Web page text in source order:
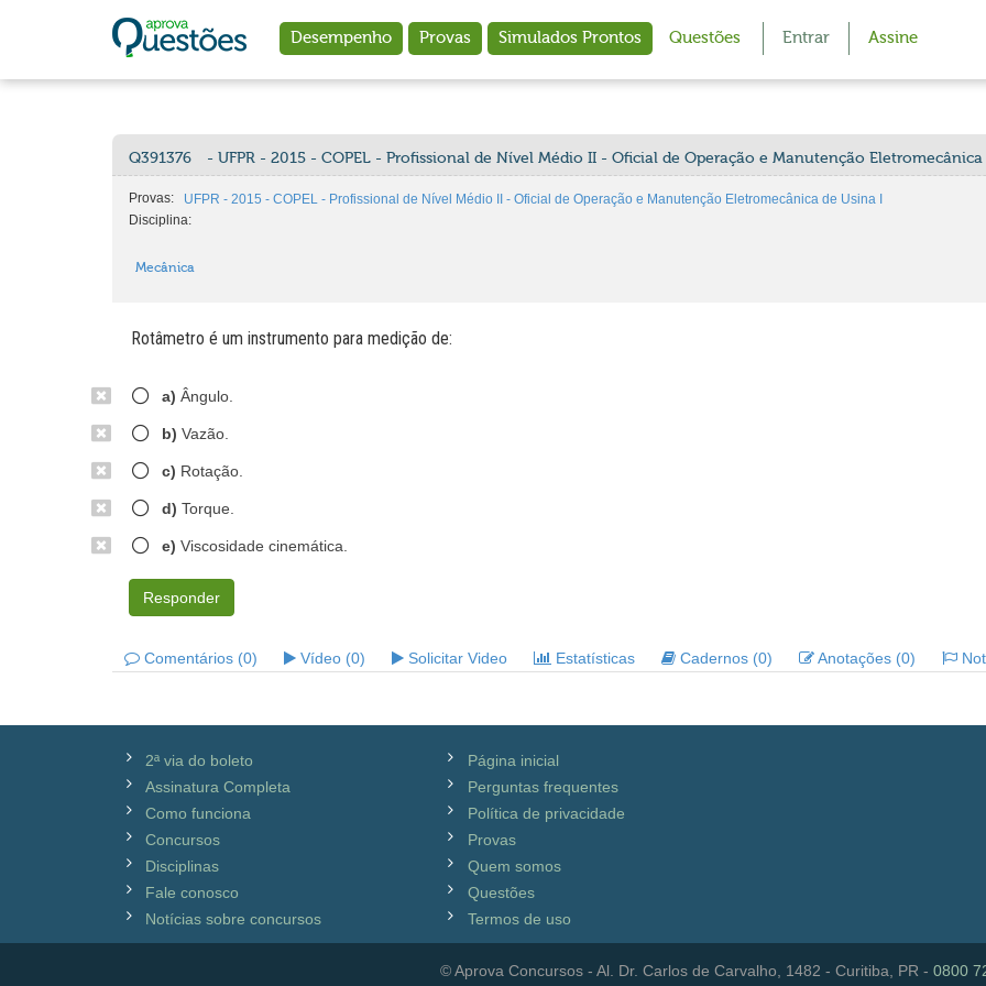
Desempenho Provas Simulados Prontos Questões Entrar Assine
Q391376 - UFPR - 2015 - COPEL - Profissional de Nível Médio II - Oficial de Operação e Manutenção Eletromecânica
Provas:
UFPR - 2015 - COPEL - Profissional de Nível Médio II - Oficial de Operação e Manutenção Eletromecânica de Usina I
Disciplina:
Mecânica
Rotâmetro é um instrumento para medição de:
a) Ângulo.
b) Vazão.
c) Rotação.
d) Torque.
e) Viscosidade cinemática.
Responder
Comentários (0) Vídeo (0) Solicitar Video Estatísticas Cadernos (0) Anotações (0)
2ª via do boleto
Assinatura Completa
Como funciona
Concursos
Disciplinas
Fale conosco
Notícias sobre concursos
Página inicial
Perguntas frequentes
Política de privacidade
Provas
Quem somos
Questões
Termos de uso
© Aprova Concursos - Al. Dr. Carlos de Carvalho, 1482 - Curitiba, PR - 0800